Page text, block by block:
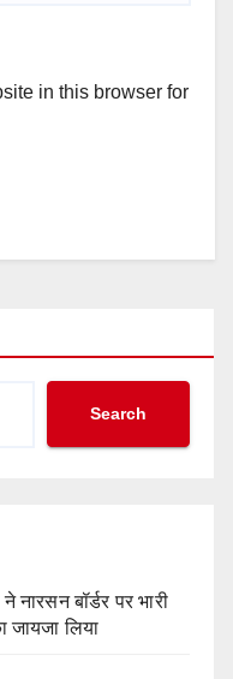
in this browser for
Search
नारसन बॉर्डर पर भारी
जायजा लिया